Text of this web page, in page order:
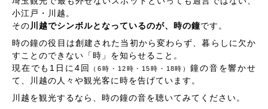
小江戸・川越。
その川越でシンボルとなっているのが、時の鐘です。
時の鐘の役目は創建された当初から変わらず、暮らしに欠か
すことのできない「時」を知らせること。
現在でも1日に4回
（6時・12時・15時・18時）鐘の音を響かせ
て、川越の人々や観光客に時を告げています。
川越を観光するなら、時の鐘の音を聴いてみてください。